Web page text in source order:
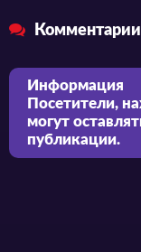
Информация
Посетители,
могут
публикации.